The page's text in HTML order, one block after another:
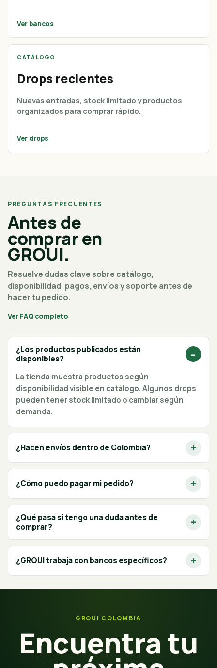
Ver bancos
CATÁLOGO
Drops recientes
Nuevas entradas, stock limitado y productos
organizados para comprar rápido.
Ver drops
PREGUNTAS FRECUENTES
Antes de
comprar en
GROUI.
Resuelve dudas clave sobre catálogo,
disponibilidad, pagos, envíos y soporte antes de
hacer tu pedido.
Ver FAQ completo
¿Los productos publicados están
disponibles?
La tienda muestra productos según
disponibilidad visible en catálogo. Algunos drops
pueden tener stock limitado o cambiar según
demanda.
¿Hacen envíos dentro de Colombia?
¿Cómo puedo pagar mi pedido?
¿Qué pasa si tengo una duda antes de
comprar?
¿GROUI trabaja con bancos específicos?
GROUI COLOMBIA
Encuentra tu